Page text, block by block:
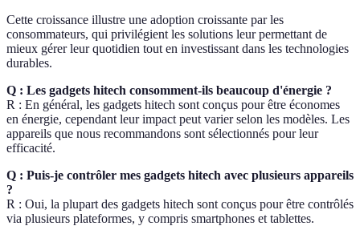
Cette croissance illustre une adoption croissante par les
consommateurs, qui privilégient les solutions leur permettant de
mieux gérer leur quotidien tout en investissant dans les technologies
durables.
Q : Les gadgets hitech consomment-ils beaucoup d'énergie ?
R : En général, les gadgets hitech sont conçus pour être économes
en énergie, cependant leur impact peut varier selon les modèles. Les
appareils que nous recommandons sont sélectionnés pour leur
efficacité.
Q : Puis-je contrôler mes gadgets hitech avec plusieurs appareils
?
R : Oui, la plupart des gadgets hitech sont conçus pour être contrôlés
via plusieurs plateformes, y compris smartphones et tablettes.